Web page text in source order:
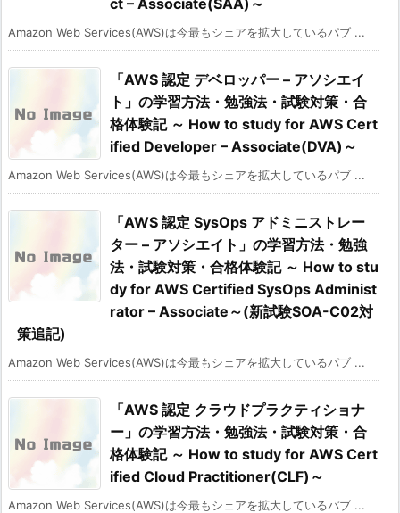
Amazon Web Services(AWS)は今最もシェアを拡大しているパブ ...
「AWS 認定 デベロッパー – アソシエイ
ト」の学習方法・勉強法・試験対策・合
格体験記 ～ How to study for AWS Cert
ified Developer – Associate(DVA)～
Amazon Web Services(AWS)は今最もシェアを拡大しているパブ ...
「AWS 認定 SysOps アドミニストレー
ター – アソシエイト」の学習方法・勉強
法・試験対策・合格体験記 ～ How to stu
dy for AWS Certified SysOps Administ
rator – Associate～(新試験SOA-C02対
策追記)
Amazon Web Services(AWS)は今最もシェアを拡大しているパブ ...
「AWS 認定 クラウドプラクティショナ
ー」の学習方法・勉強法・試験対策・合
格体験記 ～ How to study for AWS Cert
ified Cloud Practitioner(CLF)～
Amazon Web Services(AWS)は今最もシェアを拡大しているパブ ...